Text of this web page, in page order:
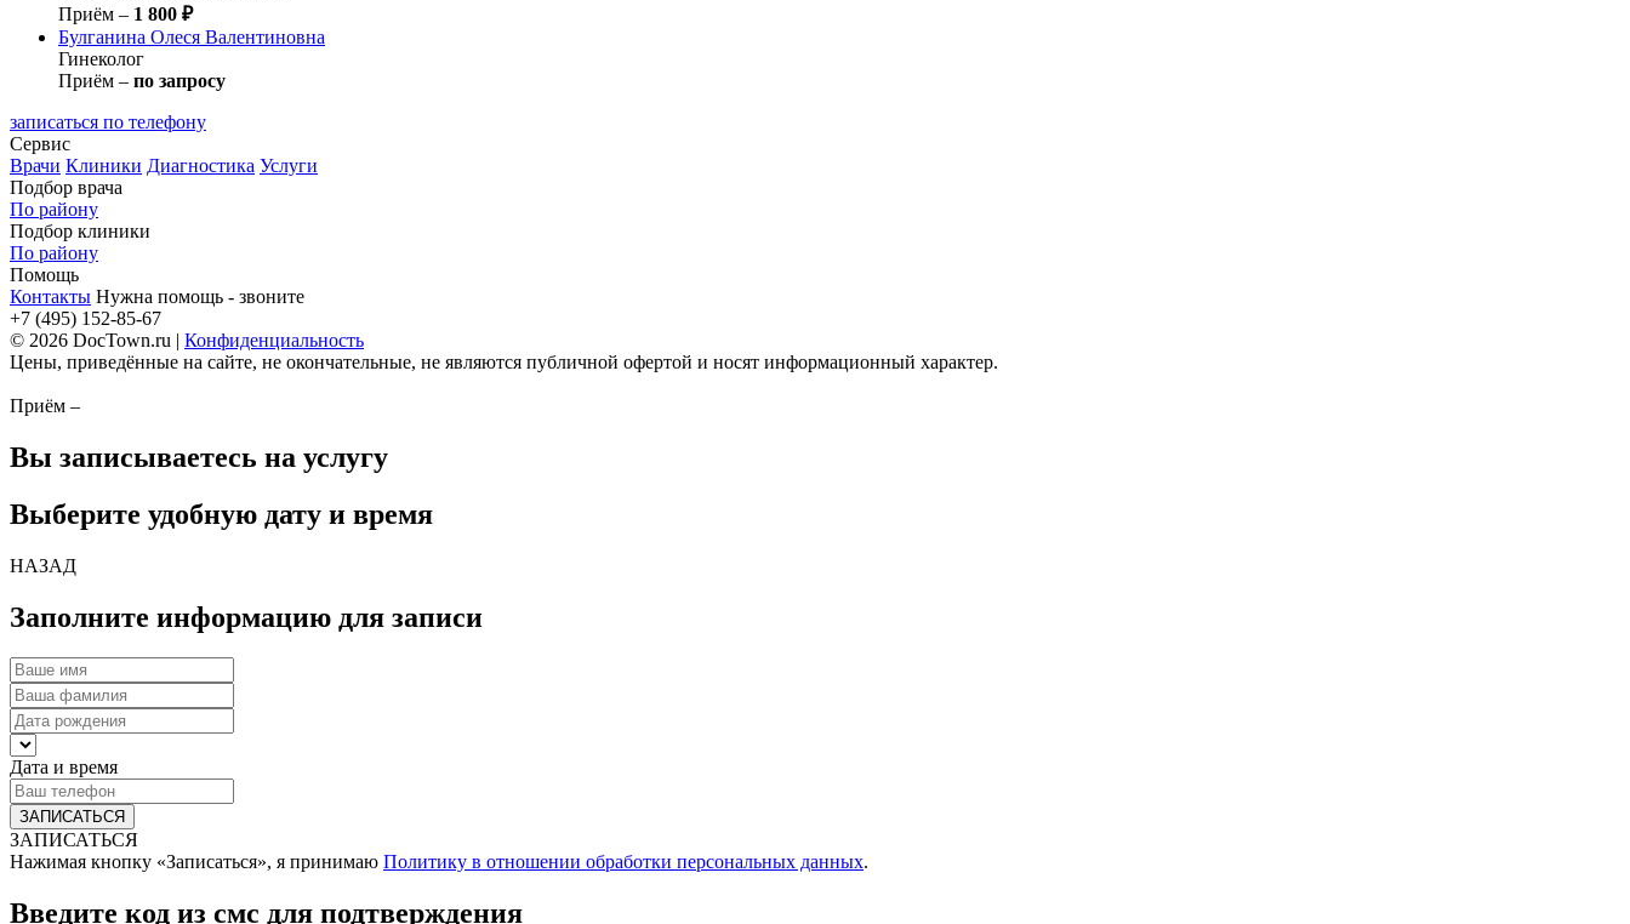
Приём – 1 800 ₽
Булганина Олеся Валентиновна
Гинеколог
Приём – по запросу
записаться по телефону
Сервис
Врачи Клиники Диагностика Услуги
Подбор врача
По району
Подбор клиники
По району
Помощь
Контакты Нужна помощь - звоните
+7 (495) 152-85-67
© 2026 DocTown.ru | Конфиденциальность
Цены, приведённые на сайте, не окончательные, не являются публичной офертой и носят информационный характер.
Приём –
Вы записываетесь на услугу
Выберите удобную дату и время
НАЗАД
Заполните информацию для записи
Дата и время
ЗАПИСАТЬСЯ
Нажимая кнопку «Записаться», я принимаю Политику в отношении обработки персональных данных.
Введите код из смс для подтверждения